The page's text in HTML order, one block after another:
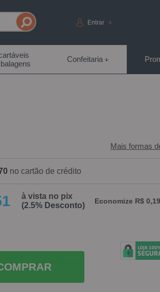
Entrar
Confeitaria
Mais formas
no cartão de crédito
à vista no pix
(2.5% Desconto)
Economize R$